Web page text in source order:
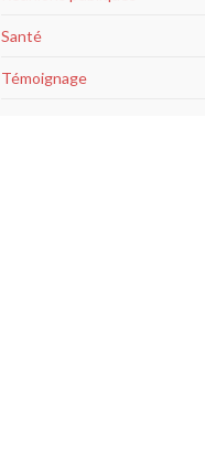
Santé
Témoignage